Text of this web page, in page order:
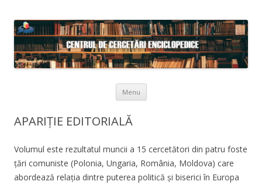
Menu Skip to content
APARIȚIE EDITORIALĂ
Volumul este rezultatul muncii a 15 cercetători din patru foste
țări comuniste (Polonia, Ungaria, România, Moldova) care
abordează relația dintre puterea politică și biserici în Europa